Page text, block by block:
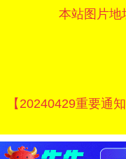
本站图片地
【20240429重要通知